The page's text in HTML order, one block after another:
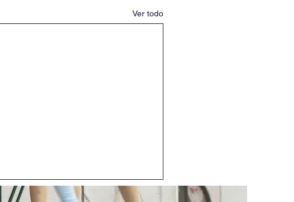
Ver todo